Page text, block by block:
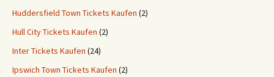
Huddersfield Town Tickets Kaufen (2)
Hull City Tickets Kaufen (2)
Inter Tickets Kaufen (24)
Ipswich Town Tickets Kaufen (2)